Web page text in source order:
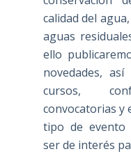
calidad del
aguas
ello
novedades,
cursos,
convocatorias y
tipo de evento
ser de interés